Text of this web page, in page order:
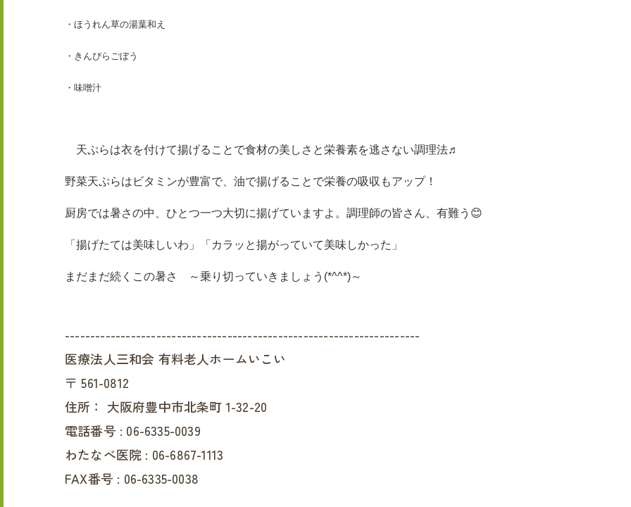
・ほうれん草の湯葉和え
・きんぴらごぼう
・味噌汁
天ぷらは衣を付けて揚げることで食材の美しさと栄養素を逃さない調理法♬
野菜天ぷらはビタミンが豊富で、油で揚げることで栄養の吸収もアップ！
厨房では暑さの中、ひとつ一つ大切に揚げていますよ。調理師の皆さん、有難う😊
「揚げたては美味しいわ」「カラッと揚がっていて美味しかった」
まだまだ続くこの暑さ ～乗り切っていきましょう(*^^*)～
----------------------------------------------------------------------
医療法人三和会 有料老人ホームいこい
〒561-0812
住所： 大阪府豊中市北条町 1-32-20
電話番号 : 06-6335-0039
わたなべ医院 : 06-6867-1113
FAX番号 : 06-6335-0038